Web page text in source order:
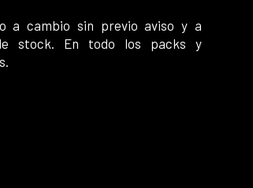
a cambio sin previo aviso y a
stock. En todo los packs y